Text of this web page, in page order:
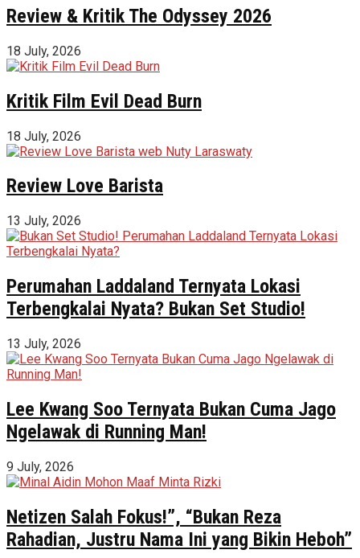
Review & Kritik The Odyssey 2026
18 July, 2026
Kritik Film Evil Dead Burn
18 July, 2026
Review Love Barista
13 July, 2026
Perumahan Laddaland Ternyata Lokasi
Terbengkalai Nyata? Bukan Set Studio!
13 July, 2026
Lee Kwang Soo Ternyata Bukan Cuma Jago
Ngelawak di Running Man!
9 July, 2026
Netizen Salah Fokus!”, “Bukan Reza
Rahadian, Justru Nama Ini yang Bikin Heboh”